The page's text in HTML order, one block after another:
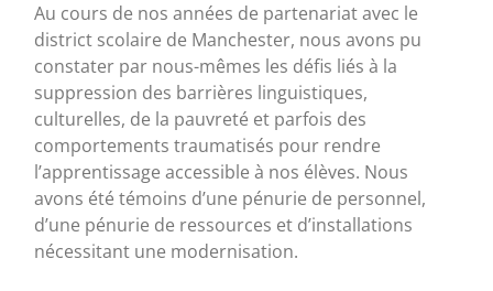
Au cours de nos années de partenariat avec le
district scolaire de Manchester, nous avons pu
constater par nous-mêmes les défis liés à la
suppression des barrières linguistiques,
culturelles, de la pauvreté et parfois des
comportements traumatisés pour rendre
l’apprentissage accessible à nos élèves. Nous
avons été témoins d’une pénurie de personnel,
d’une pénurie de ressources et d’installations
nécessitant une modernisation.